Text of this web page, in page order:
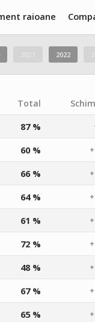
raioane
2022
Total
87 %
60 %
66 %
64 %
61 %
72 %
48 %
67 %
65 %